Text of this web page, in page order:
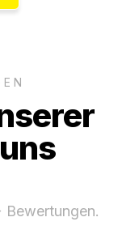
Bewertungen.